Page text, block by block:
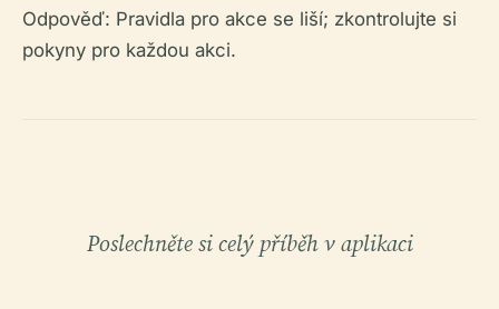
Odpověď: Pravidla pro akce se liší; zkontrolujte si
pokyny pro každou akci.
Poslechněte si celý příběh v aplikaci